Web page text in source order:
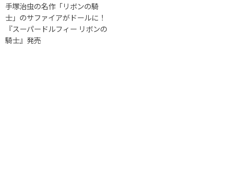
手塚治虫の名作「リボンの騎
士」のサファイアがドールに！
『スーパードルフィー リボンの
騎士』発売